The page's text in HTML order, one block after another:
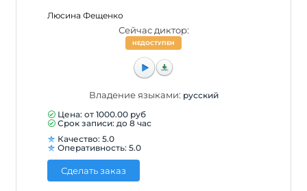
Люсина Фещенко
Сейчас диктор:
НЕДОСТУПЕН
Владение языками: русский
Цена: от 1000.00 руб
Срок записи: до 8 час
Качество: 5.0
Оперативность: 5.0
Сделать заказ